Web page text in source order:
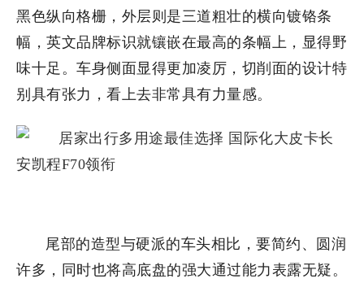
黑色纵向格栅，外层则是三道粗壮的横向镀铬条
幅，英文品牌标识就镶嵌在最高的条幅上，显得野
味十足。车身侧面显得更加凌厉，切削面的设计特
别具有张力，看上去非常具有力量感。
尾部的造型与硬派的车头相比，要简约、圆润
许多，同时也将高底盘的强大通过能力表露无疑。